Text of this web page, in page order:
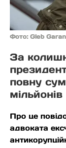
Фото: Gleb
За
повну
Про це
адвоката